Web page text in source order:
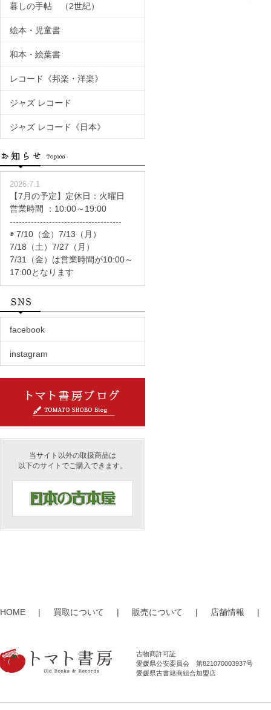
暮しの手帖 （2世紀）
絵本・児童書
和本・絵葉書
レコード《邦楽・洋楽》
ジャズ レコード
ジャズ レコード《日本》
2026.7.1
【7月の予定】定休日：火曜日
営業時間 ：10:00～19:00
-------------------------------------
◉ 7/10（金）7/13（月）
7/18（土）7/27（月）
7/31（金）は営業時間が10:00～
17:00となります
facebook
instagram
当サイト以外の取扱商品は
以下のサイトでご購入できます。
HOME | 買取について | 販売について | 店舗情報 |
古物商許可証
愛媛県公安委員会 第821070003937号
愛媛県古書籍商組合加盟店